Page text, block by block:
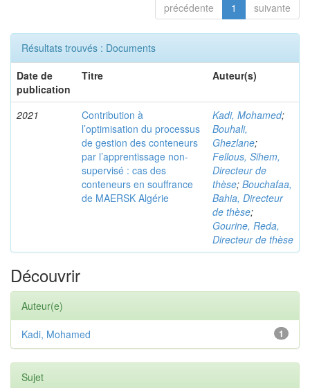
précédente 1 suivante
Résultats trouvés : Documents
Date de
publication
Titre Auteur(s)
2021
Contribution à
l’optimisation du processus
de gestion des conteneurs
par l’apprentissage non-
supervisé : cas des
conteneurs en souffrance
de MAERSK Algérie
Kadi, Mohamed;
Bouhali,
Ghezlane;
Fellous, Sihem,
Directeur de
thèse; Bouchafaa,
Bahia, Directeur
de thèse;
Gourine, Reda,
Directeur de thèse
Découvrir
Auteur(e)
1
Kadi, Mohamed
Sujet